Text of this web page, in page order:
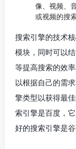
像、视频、
或视频的搜
搜索引擎的技术
模块，同时可以
等提高搜索的效
以根据自己的需
擎类型以获得最
索引擎是百度，
好的搜索引擎是